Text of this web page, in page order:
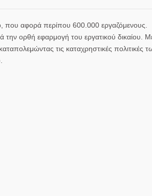
που αφορά περίπου 600.000 εργαζόμενους.
την ορθή εφαρμογή του εργατικού δικαίου.
τις καταχρηστικές πολιτικές